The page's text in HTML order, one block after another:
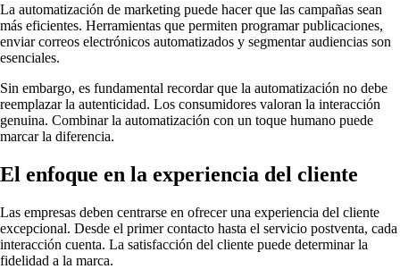
La automatización de marketing puede hacer que las campañas sean
más eficientes. Herramientas que permiten programar publicaciones,
enviar correos electrónicos automatizados y segmentar audiencias son
esenciales.
Sin embargo, es fundamental recordar que la automatización no debe
reemplazar la autenticidad. Los consumidores valoran la interacción
genuina. Combinar la automatización con un toque humano puede
marcar la diferencia.
El enfoque en la experiencia del cliente
Las empresas deben centrarse en ofrecer una experiencia del cliente
excepcional. Desde el primer contacto hasta el servicio postventa, cada
interacción cuenta. La satisfacción del cliente puede determinar la
fidelidad a la marca.